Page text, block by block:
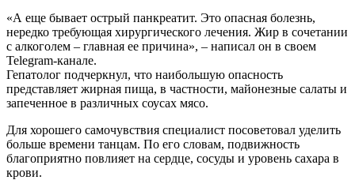
«А еще бывает острый панкреатит. Это опасная болезнь,
нередко требующая хирургического лечения. Жир в сочетании
с алкоголем – главная ее причина», – написал он в своем
Telegram-канале.
Гепатолог подчеркнул, что наибольшую опасность
представляет жирная пища, в частности, майонезные салаты и
запеченное в различных соусах мясо.
Для хорошего самочувствия специалист посоветовал уделить
больше времени танцам. По его словам, подвижность
благоприятно повлияет на сердце, сосуды и уровень сахара в
крови.